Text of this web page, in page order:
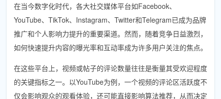
在当今数字化时代，各大社交媒体平台如Facebook、
YouTube、TikTok、Instagram、Twitter和Telegram已成为品牌
推广和个人影响力提升的重要渠道。然而，随着竞争日益激烈，
如何快速提升内容的曝光率和互动率成为许多用户关注的焦点。
在这些平台上，视频或帖子的评论数量往往是衡量其受欢迎程度
的关键指标之一。以YouTube为例，一个视频的评论区活跃度不
仅会影响观众的观看体验，还可能直接影响算法推荐，从而决定